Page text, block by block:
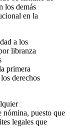
los demás
en la
a los
libranza
primera
derechos
nómina, puesto que
legales que